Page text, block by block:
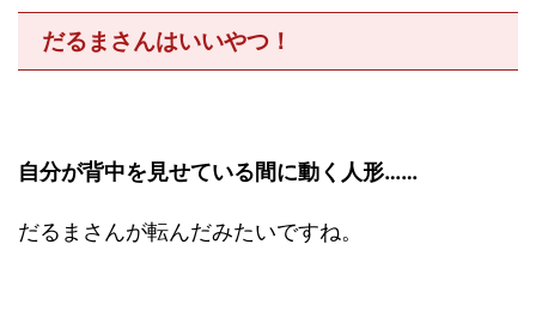
だるまさんはいいやつ！
自分が背中を見せている間に動く人形……
だるまさんが転んだみたいですね。